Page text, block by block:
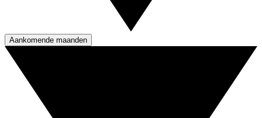
Aankomende maanden